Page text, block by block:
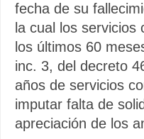
fecha de su
la cual los
los últimos 60
inc. 3, del decreto
años de servicios
imputar falta de
apreciación de los